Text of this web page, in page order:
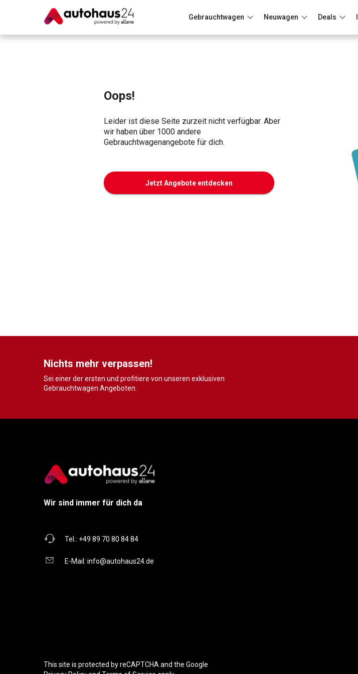
Gebrauchtwagen Neuwagen Deals
Oops!
Leider ist diese Seite zurzeit nicht verfügbar. Aber
wir haben über 1000 andere
Gebrauchtwagenangebote für dich.
Jetzt Angebote entdecken
Nichts mehr verpassen!
Sei einer der ersten und profitiere von unseren exklusiven
Gebrauchtwagen Angeboten.
Wir sind immer für dich da
Tel.: +49 89 70 80 84 84
E-Mail: info@autohaus24.de
This site is protected by reCAPTCHA and the Google